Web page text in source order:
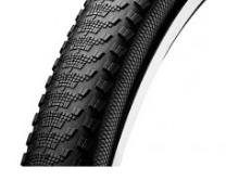
Reflectorizante
Roti ajutatoare
Sonerii
Stickere
Suporturi auto
Lanturi
Manete schimbator
Mansoane & Ghidoline
Pedale
Pinioane